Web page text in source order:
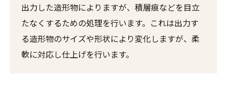
出力した造形物によりますが、積層痕などを目立
たなくするための処理を行います。これは出力す
る造形物のサイズや形状により変化しますが、柔
軟に対応し仕上げを行います。